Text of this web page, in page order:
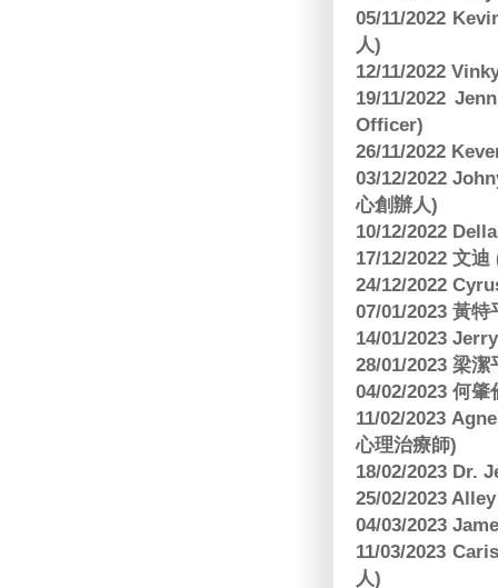
05/11/2022
人)
12/11/2022
19/11/2022
Officer)
26/11/2022
03/12/2022
心創辦人)
10/12/2022
17/12/2022 文
24/12/2022
07/01/2023 黃
14/01/2023
28/01/2023 梁
04/02/2023 何
11/02/2023
心理治療師)
18/02/2023 Dr.
25/02/2023
04/03/2023
11/03/2023
人)